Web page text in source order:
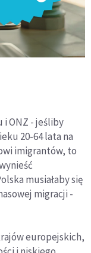
i ONZ - jeśliby
20-64 lata na
imigrantów, to
musiałaby się
migracji -
europejskich,